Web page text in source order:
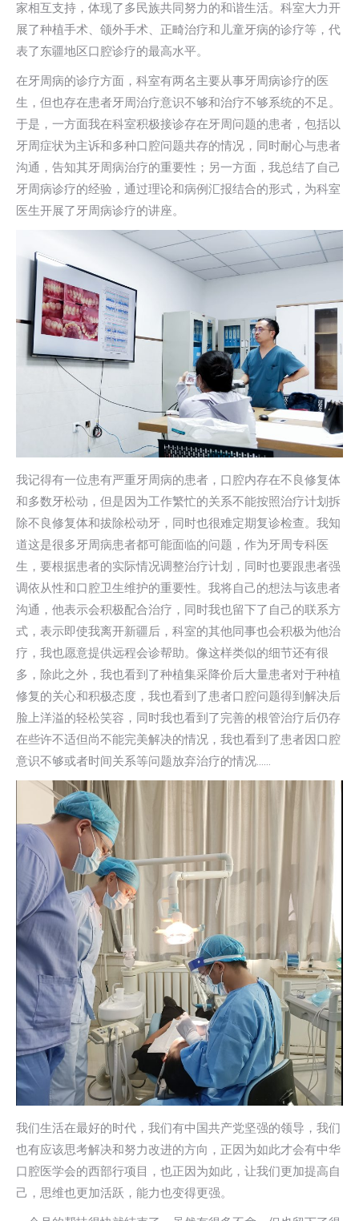
家相互⽀持，体现了多⺠族共同努⼒的和谐⽣活。科室⼤⼒开
展了种植⼿术、颌外⼿术、正畸治疗和⼉童⽛病的诊疗等，代
表了东疆地区⼝腔诊疗的最⾼⽔平。
在⽛周病的诊疗⽅⾯，科室有两名主要从事⽛周病诊疗的医
⽣，但也存在患者⽛周治疗意识不够和治疗不够系统的不⾜。
于是，⼀⽅⾯我在科室积极接诊存在⽛周问题的患者，包括以
⽛周症状为主诉和多种⼝腔问题共存的情况，同时耐⼼与患者
沟通，告知其⽛周病治疗的重要性；另⼀⽅⾯，我总结了⾃⼰
⽛周病诊疗的经验，通过理论和病例汇报结合的形式，为科室
医⽣开展了⽛周病诊疗的讲座。
我记得有⼀位患有严重⽛周病的患者，⼝腔内存在不良修复体
和多数⽛松动，但是因为⼯作繁忙的关系不能按照治疗计划拆
除不良修复体和拔除松动⽛，同时也很难定期复诊检查。我知
道这是很多⽛周病患者都可能⾯临的问题，作为⽛周专科医
⽣，要根据患者的实际情况调整治疗计划，同时也要跟患者强
调依从性和⼝腔卫⽣维护的重要性。我将⾃⼰的想法与该患者
沟通，他表示会积极配合治疗，同时我也留下了⾃⼰的联系⽅
式，表示即使我离开新疆后，科室的其他同事也会积极为他治
疗，我也愿意提供远程会诊帮助。像这样类似的细节还有很
多，除此之外，我也看到了种植集采降价后⼤量患者对于种植
修复的关⼼和积极态度，我也看到了患者⼝腔问题得到解决后
脸上洋溢的轻松笑容，同时我也看到了完善的根管治疗后仍存
在些许不适但尚不能完美解决的情况，我也看到了患者因⼝腔
意识不够或者时间关系等问题放弃治疗的情况……
我们⽣活在最好的时代，我们有中国共产党坚强的领导，我们
也有应该思考解决和努⼒改进的⽅向，正因为如此才会有中华
⼝腔医学会的⻄部⾏项⽬，也正因为如此，让我们更加提⾼⾃
⼰，思维也更加活跃，能⼒也变得更强。